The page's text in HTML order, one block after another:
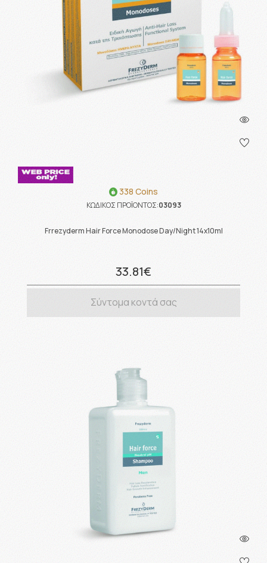
338 Coins
ΚΩΔΙΚΟΣ ΠΡΟΪΟΝΤΟΣ:03093
Frrezyderm Hair Force Monodose Day/Night 14x10ml
33.81€
Σύντομα κοντά σας